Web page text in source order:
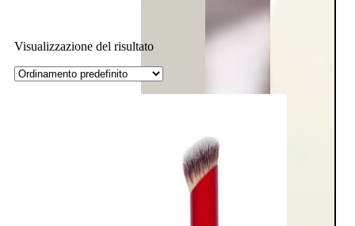
Visualizzazione del risultato